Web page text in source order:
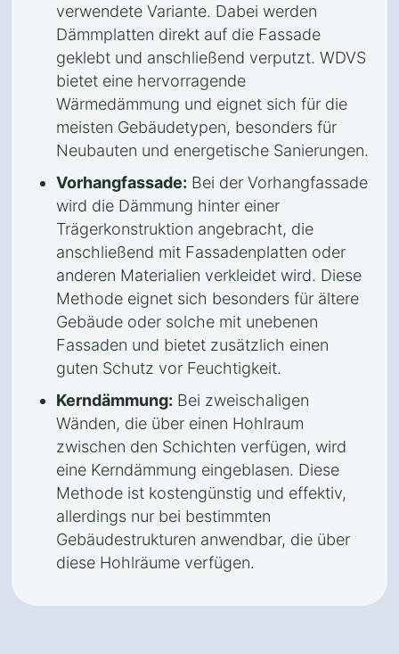
verwendete Variante. Dabei werden
Dämmplatten direkt auf die Fassade
geklebt und anschließend verputzt. WDVS
bietet eine hervorragende
Wärmedämmung und eignet sich für die
meisten Gebäudetypen, besonders für
Neubauten und energetische Sanierungen.
Vorhangfassade: Bei der Vorhangfassade
wird die Dämmung hinter einer
Trägerkonstruktion angebracht, die
anschließend mit Fassadenplatten oder
anderen Materialien verkleidet wird. Diese
Methode eignet sich besonders für ältere
Gebäude oder solche mit unebenen
Fassaden und bietet zusätzlich einen
guten Schutz vor Feuchtigkeit.
Kerndämmung: Bei zweischaligen
Wänden, die über einen Hohlraum
zwischen den Schichten verfügen, wird
eine Kerndämmung eingeblasen. Diese
Methode ist kostengünstig und effektiv,
allerdings nur bei bestimmten
Gebäudestrukturen anwendbar, die über
diese Hohlräume verfügen.